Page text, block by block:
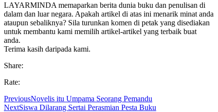
LAYARMINDA memaparkan berita dunia buku dan penulisan di
dalam dan luar negara. Apakah artikel di atas ini menarik minat anda
ataupun sebaliknya? Sila turunkan komen di petak yang disediakan
untuk membantu kami memilih artikel-artikel yang terbaik buat
anda.
Terima kasih daripada kami.
Share:
Rate:
PreviousNovelis itu Umpama Seorang Pemandu
NextSiswa Dilarang Sertai Perasmian Pesta Buku